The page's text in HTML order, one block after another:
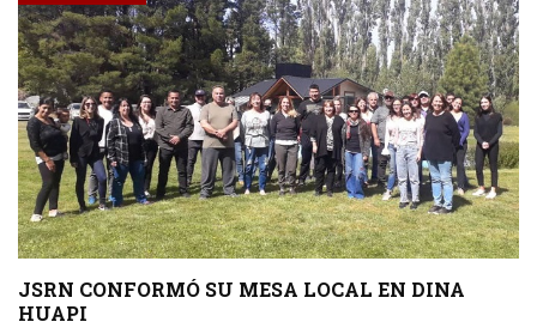
JSRN CONFORMÓ SU MESA LOCAL EN DINA
HUAPI